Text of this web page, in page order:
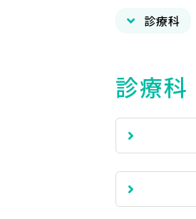
診療科
診療科